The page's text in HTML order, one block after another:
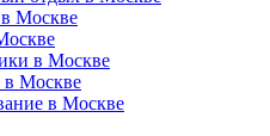
в Москве
в Москве
в Москве
в Москве